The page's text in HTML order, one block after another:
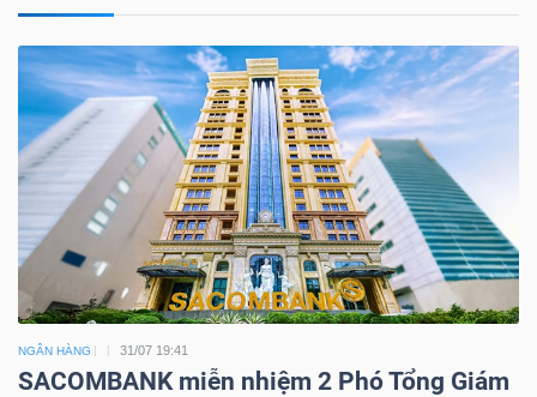
NGÂN HÀNG 31/07 19:41
SACOMBANK miễn nhiệm 2 Phó Tổng Giám